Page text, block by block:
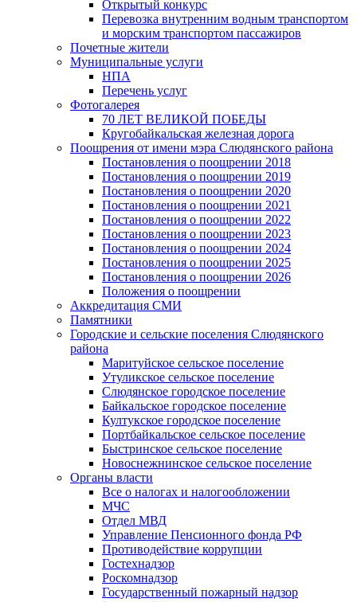
Открытый конкурс
Перевозка внутренним водным транспортом
и морским транспортом пассажиров
Почетные жители
Муниципальные услуги
НПА
Перечень услуг
Фотогалерея
70 ЛЕТ ВЕЛИКОЙ ПОБЕДЫ
Кругобайкальская железная дорога
Поощрения от имени мэра Слюдянского района
Постановления о поощрении 2018
Постановления о поощрении 2019
Постановления о поощрении 2020
Постановления о поощрении 2021
Постановления о поощрении 2022
Постановления о поощрении 2023
Постановления о поощрении 2024
Постановления о поощрении 2025
Постановления о поощрении 2026
Положения о поощрении
Аккредитация СМИ
Памятники
Городские и сельские поселения Слюдянского
района
Маритуйское сельское поселение
Утуликское сельское поселение
Слюдянское городское поселение
Байкальское городское поселение
Култукское городское поселение
Портбайкальское сельское поселение
Быстринское сельское поселение
Новоснежнинское сельское поселение
Органы власти
Все о налогах и налогообложении
МЧС
Отдел МВД
Управление Пенсионного фонда РФ
Противодействие коррупции
Гостехнадзор
Роскомнадзор
Государственный пожарный надзор